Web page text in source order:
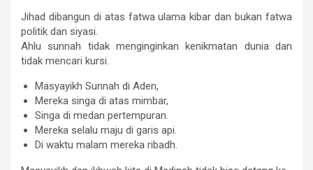
Jihad dibangun di atas fatwa ulama kibar dan bukan fatwa
politik dan siyasi.
Ahlu sunnah tidak menginginkan kenikmatan dunia dan
tidak mencari kursi.
Masyayikh Sunnah di Aden,
Mereka singa di atas mimbar,
Singa di medan pertempuran.
Mereka selalu maju di garis api.
Di waktu malam mereka ribadh.